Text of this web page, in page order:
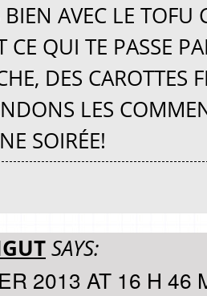
BIEN AVEC LE
CE QUI TE PASSE
DES
LES
SOIRÉE!
SAYS:
2013 AT 16 H 46